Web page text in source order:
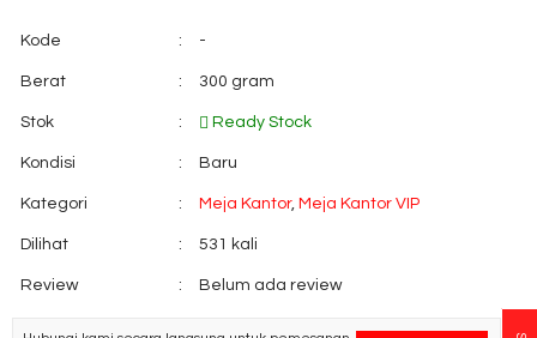
Kode : -
Berat : 300 gram
Stok : Ready Stock
Kondisi : Baru
Kategori : Meja Kantor, Meja Kantor VIP
Dilihat : 531 kali
Review : Belum ada review